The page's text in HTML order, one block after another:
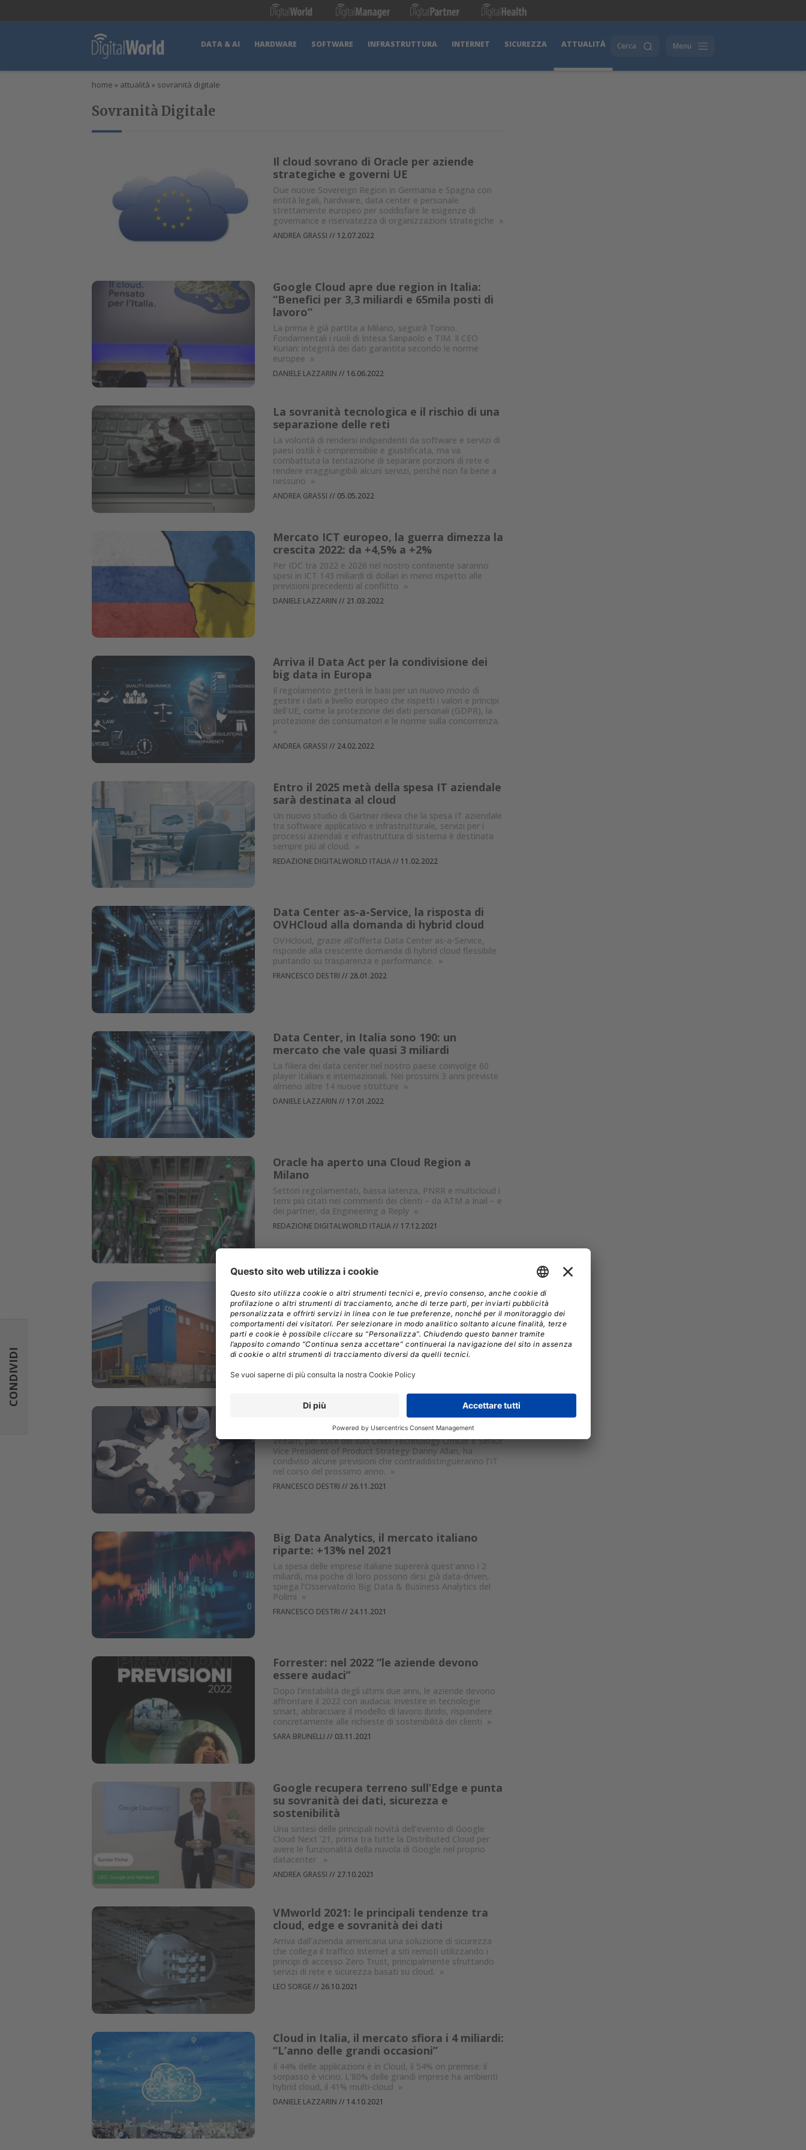
DATA & AI HARDWARE SOFTWARE INFRASTRUTTURA INTERNET SICUREZZA ATTUALITÀ Cerca Menu
home » attualità » sovranità digitale
Sovranità Digitale
Il cloud sovrano di Oracle per aziende
strategiche e governi UE
Due nuove Sovereign Region in Germania e Spagna con
entità legali, hardware, data center e personale
strettamente europeo per soddisfare le esigenze di
governance e riservatezza di organizzazioni strategiche »
ANDREA GRASSI // 12.07.2022
Google Cloud apre due region in Italia:
“Benefici per 3,3 miliardi e 65mila posti di
lavoro”
La prima è già partita a Milano, seguirà Torino.
Fondamentali i ruoli di Intesa Sanpaolo e TIM. Il CEO
Kurian: integrità dei dati garantita secondo le norme
europee »
DANIELE LAZZARIN // 16.06.2022
La sovranità tecnologica e il rischio di una
separazione delle reti
La volontà di rendersi indipendenti da software e servizi di
paesi ostili è comprensibile e giustificata, ma va
combattuta la tentazione di separare porzioni di rete e
rendere irraggiungibili alcuni servizi, perché non fa bene a
nessuno »
ANDREA GRASSI // 05.05.2022
Mercato ICT europeo, la guerra dimezza la
crescita 2022: da +4,5% a +2%
Per IDC tra 2022 e 2026 nel nostro continente saranno
spesi in ICT 143 miliardi di dollari in meno rispetto alle
previsioni precedenti al conflitto »
DANIELE LAZZARIN // 21.03.2022
Arriva il Data Act per la condivisione dei
big data in Europa
Il regolamento getterà le basi per un nuovo modo di
gestire i dati a livello europeo che rispetti i valori e principi
dell'UE, come la protezione dei dati personali (GDPR), la
protezione dei consumatori e le norme sulla concorrenza.
»
ANDREA GRASSI // 24.02.2022
Entro il 2025 metà della spesa IT aziendale
sarà destinata al cloud
Un nuovo studio di Gartner rileva che la spesa IT aziendale
tra software applicativo e infrastrutturale, servizi per i
processi aziendali e infrastruttura di sistema è destinata
sempre più al cloud. »
REDAZIONE DIGITALWORLD ITALIA// 11.02.2022
Data Center as-a-Service, la risposta di
OVHCloud alla domanda di hybrid cloud
OVHcloud, grazie all’offerta Data Center as-a-Service,
risponde alla crescente domanda di hybrid cloud flessibile
puntando su trasparenza e performance. »
FRANCESCO DESTRI // 28.01.2022
Data Center, in Italia sono 190: un
mercato che vale quasi 3 miliardi
La filiera dei data center nel nostro paese coinvolge 60
player italiani e internazionali. Nei prossimi 3 anni previste
almeno altre 14 nuove strutture »
DANIELE LAZZARIN // 17.01.2022
Oracle ha aperto una Cloud Region a
Milano
Settori regolamentati, bassa latenza, PNRR e multicloud i
temi più citati nei commenti dei clienti – da ATM a Inail – e
dei partner, da Engineering a Reply »
REDAZIONE DIGITALWORLD ITALIA// 17.12.2021
OVHcloud: spinta su resilienza, sovranità
dei dati e portabilità dei servizi
All'evento #EcoEx21 OVHcloud fa la sintesi di su un anno
importante e identifica le strategie per il futuro: priorità a
resilienza, sovranità e portabilità di dati e servizi e
sostenibilità ambientale»
Le previsioni di Veeam per il 2022 tra
GDPR, AI, privacy e container
Veeam, per voce del suo Chief Technology Officer e Senior
Vice President of Product Strategy Danny Allan, ha
condiviso alcune previsioni che contraddistingueranno l’IT
nel corso del prossimo anno. »
FRANCESCO DESTRI // 26.11.2021
Big Data Analytics, il mercato italiano
riparte: +13% nel 2021
La spesa delle imprese italiane supererà quest'anno i 2
miliardi, ma poche di loro possono dirsi già data-driven,
spiega l'Osservatorio Big Data & Business Analytics del
Polimi »
FRANCESCO DESTRI // 24.11.2021
Forrester: nel 2022 “le aziende devono
essere audaci”
Dopo l’instabilità degli ultimi due anni, le aziende devono
affrontare il 2022 con audacia: investire in tecnologie
smart, abbracciare il modello di lavoro ibrido, rispondere
concretamente alle richieste di sostenibilità dei clienti »
SARA BRUNELLI // 03.11.2021
Google recupera terreno sull’Edge e punta
su sovranità dei dati, sicurezza e
sostenibilità
Una sintesi delle principali novità dell’evento di Google
Cloud Next ’21, prima tra tutte la Distributed Cloud per
avere le funzionalità della nuvola di Google nel proprio
datacenter
»
ANDREA GRASSI // 27.10.2021
VMworld 2021: le principali tendenze tra
cloud, edge e sovranità dei dati
Arriva dall'azienda americana una soluzione di sicurezza
che collega il traffico Internet a siti remoti utilizzando i
principi di accesso Zero Trust, principalmente sfruttando
servizi di rete e sicurezza basati su cloud. »
LEO SORGE// 26.10.2021
Cloud in Italia, il mercato sfiora i 4 miliardi:
“L’anno delle grandi occasioni”
Il 44% delle applicazioni è in Cloud, il 54% on premise: il
sorpasso è vicino. L'80% delle grandi imprese ha ambienti
hybrid cloud, il 41% multi-cloud »
DANIELE LAZZARIN // 14.10.2021
CONDIVIDI